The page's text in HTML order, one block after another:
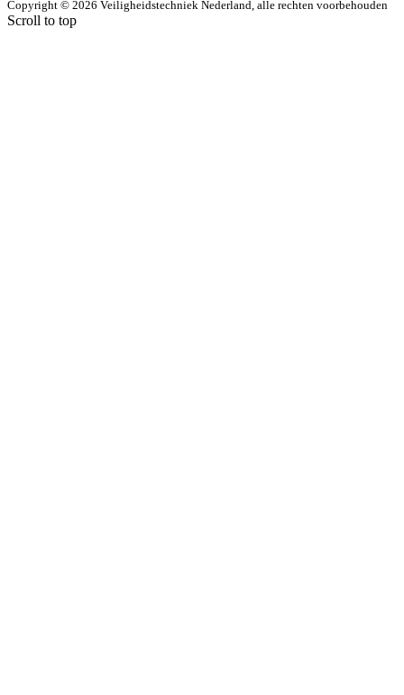
Copyright © 2026 Veiligheidstechniek Nederland, alle rechten voorbehouden
Scroll to top